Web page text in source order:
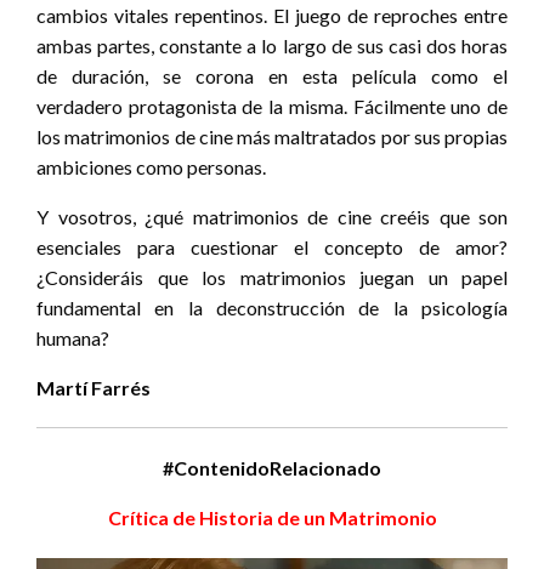
cambios vitales repentinos. El juego de reproches entre
ambas partes, constante a lo largo de sus casi dos horas
de duración, se corona en esta película como el
verdadero protagonista de la misma. Fácilmente uno de
los matrimonios de cine más maltratados por sus propias
ambiciones como personas.
Y vosotros, ¿qué matrimonios de cine creéis que son
esenciales para cuestionar el concepto de amor?
¿Consideráis que los matrimonios juegan un papel
fundamental en la deconstrucción de la psicología
humana?
Martí Farrés
#ContenidoRelacionado
Crítica de Historia de un Matrimonio